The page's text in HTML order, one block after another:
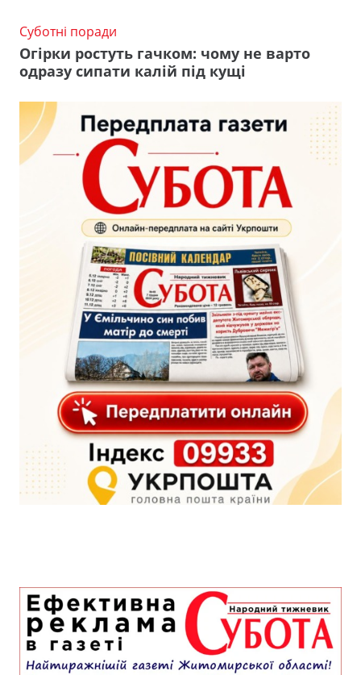
Суботні поради
Огірки ростуть гачком: чому не варто
одразу сипати калій під кущі